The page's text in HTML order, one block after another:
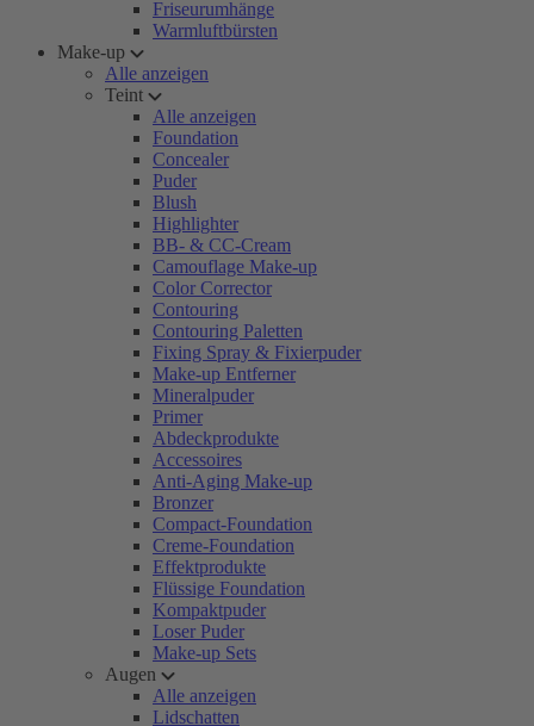
Friseurumhänge
Warmluftbürsten
Make-up
Alle anzeigen
Teint
Alle anzeigen
Foundation
Concealer
Puder
Blush
Highlighter
BB- & CC-Cream
Camouflage Make-up
Color Corrector
Contouring
Contouring Paletten
Fixing Spray & Fixierpuder
Make-up Entferner
Mineralpuder
Primer
Abdeckprodukte
Accessoires
Anti-Aging Make-up
Bronzer
Compact-Foundation
Creme-Foundation
Effektprodukte
Flüssige Foundation
Kompaktpuder
Loser Puder
Make-up Sets
Augen
Alle anzeigen
Lidschatten